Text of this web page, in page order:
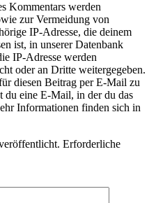
Kommentars werden
zur Vermeidung von
IP-Adresse, die deinem
ist, in unserer Datenbank
IP-Adresse werden
oder an Dritte weitergegeben.
diesen Beitrag per E-Mail zu
du eine E-Mail, in der du das
Informationen finden sich in
Erforderliche